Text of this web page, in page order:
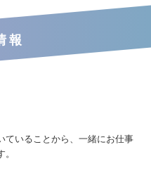
報
ていることから、一緒にお仕事